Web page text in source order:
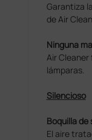
Garantiza
de Air
Ninguna
Air Cleaner
lámparas.
Silencioso
Boquilla de
El aire